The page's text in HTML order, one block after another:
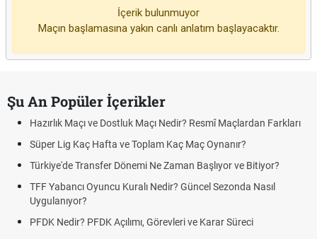
İçerik bulunmuyor
Maçın başlamasına yakın canlı anlatım başlayacaktır.
Şu An Popüler İçerikler
Hazırlık Maçı ve Dostluk Maçı Nedir? Resmî Maçlardan Farkları
Süper Lig Kaç Hafta ve Toplam Kaç Maç Oynanır?
Türkiye'de Transfer Dönemi Ne Zaman Başlıyor ve Bitiyor?
TFF Yabancı Oyuncu Kuralı Nedir? Güncel Sezonda Nasıl
Uygulanıyor?
PFDK Nedir? PFDK Açılımı, Görevleri ve Karar Süreci